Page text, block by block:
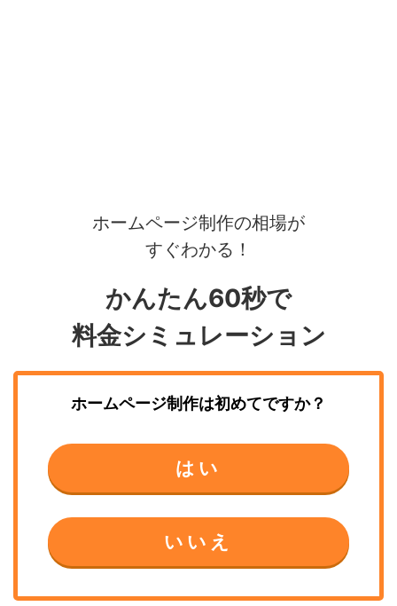
ホームページ制作の相場が
すぐわかる！
かんたん60秒で
料金シミュレーション
ホームページ制作は初めてですか？
はい
いいえ